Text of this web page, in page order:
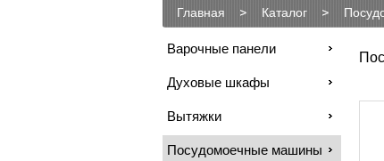
Главная Каталог
Варочные панели
Духовые шкафы
Вытяжки
Посудомоечные машины